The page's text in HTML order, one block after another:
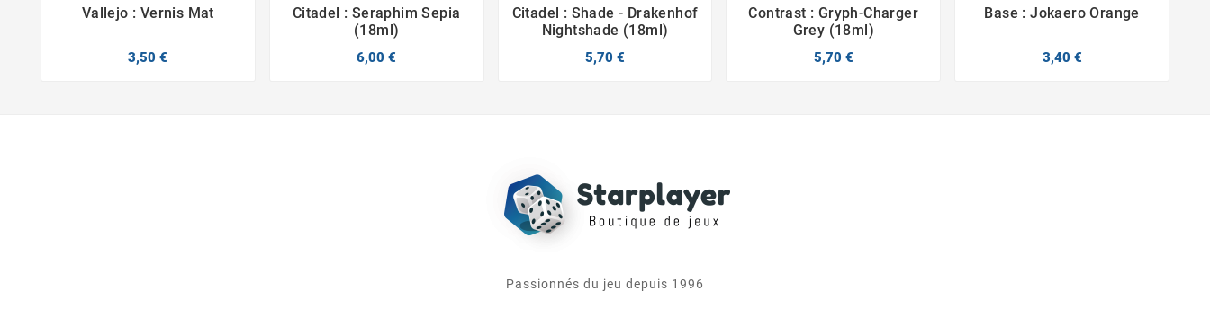
 
Vallejo : Vernis Mat
3,50 €
 
Citadel : Seraphim Sepia
(18ml)
6,00 €
 
Citadel : Shade - Drakenhof
Nightshade (18ml)
5,70 €
 
Contrast : Gryph-Charger
Grey (18ml)
5,70 €
 
Base : Jokaero Orange
3,40 €
Passionnés du jeu depuis 1996